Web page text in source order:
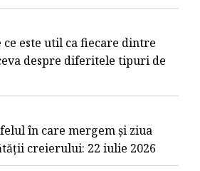
ce este util ca fiecare dintre
despre diferitele tipuri de
în care mergem și ziua
creierului: 22 iulie 2026